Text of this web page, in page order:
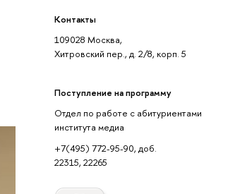
Контакты
109028 Москва,
Хитровский пер., д. 2/8, корп. 5
Поступление на программу
Отдел по работе с абитуриентами
института медиа
+7(495) 772-95-90, доб.
22315, 22265